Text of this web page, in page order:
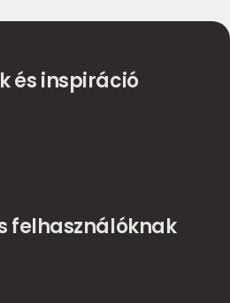
és inspiráció
felhasználóknak